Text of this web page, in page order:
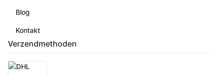
Blog
Kontakt
Verzendmethoden